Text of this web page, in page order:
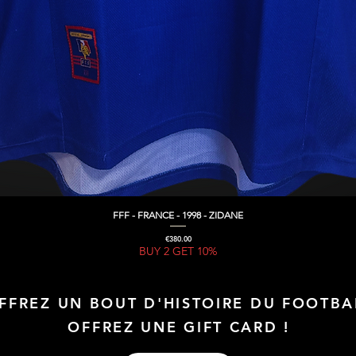
Quick View
FFF - FRANCE - 1998 - ZIDANE
Price
€380.00
BUY 2 GET 10%
UN BOUT D'HISTOIRE DU
OFFREZ UNE GIFT CARD !